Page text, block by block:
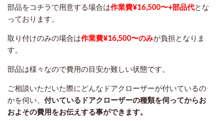
部品をコチラで用意する場合は作業費¥16,500〜+部品代とな
っております。
取り付けのみの場合は作業費¥16,500〜のみが負担となりま
す。
部品は様々なので費用の目安か難しい状態です。
ご相談いただいた際にどんなドアクローザーが付いているの
かを伺い、 付いているドアクローザーの種類を伺ってからお
およその費用をお伝えする事ができます。